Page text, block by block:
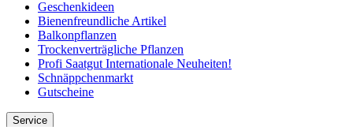
Geschenkideen
Bienenfreundliche Artikel
Balkonpflanzen
Trockenverträgliche Pflanzen
Profi Saatgut Internationale Neuheiten!
Schnäppchenmarkt
Gutscheine
Service